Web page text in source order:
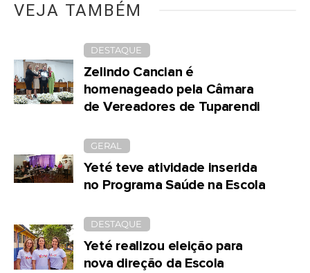
VEJA TAMBÉM
DESTAQUE
Zelindo Cancian é
homenageado pela Câmara
de Vereadores de Tuparendi
GERAL
Yeté teve atividade inserida
no Programa Saúde na Escola
DESTAQUE
Yeté realizou eleição para
nova direção da Escola